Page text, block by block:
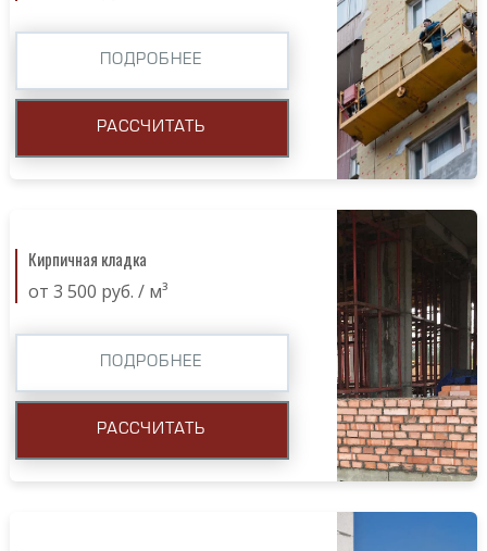
ПОДРОБНЕЕ
РАССЧИТАТЬ
Кирпичная кладка
от 3 500 руб. / м³
ПОДРОБНЕЕ
РАССЧИТАТЬ